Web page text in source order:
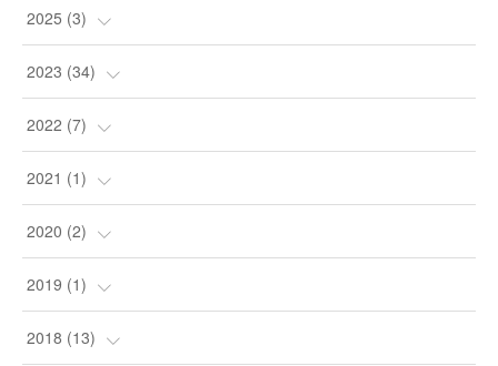
(1
2025 (3)
(3)
2023 (34)
(9
(24)
(1
2022 (7)
(1
(4
(1
( 1)
2021 (1)
(1
2020 (2)
(2
2019 (1)
(1)
2018 (13)